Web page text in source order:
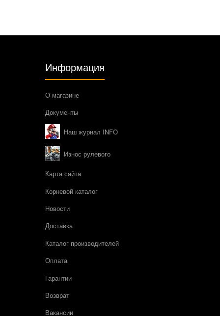
Информация
О магазине
Документы
Наш журнал INFO
Износ рулевого
Карта сайта
Корневой каталог
Новости
Доставка
Каталог производителей
Оплата
Гарантии
Возврат
Вакансии